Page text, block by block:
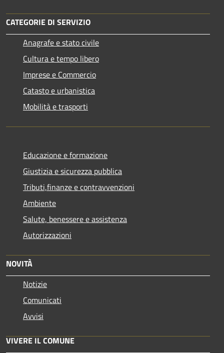
CATEGORIE DI SERVIZIO
Anagrafe e stato civile
Cultura e tempo libero
Imprese e Commercio
Catasto e urbanistica
Mobilità e trasporti
Educazione e formazione
Giustizia e sicurezza pubblica
Tributi,finanze e contravvenzioni
Ambiente
Salute, benessere e assistenza
Autorizzazioni
NOVITÀ
Notizie
Comunicati
Avvisi
VIVERE IL COMUNE